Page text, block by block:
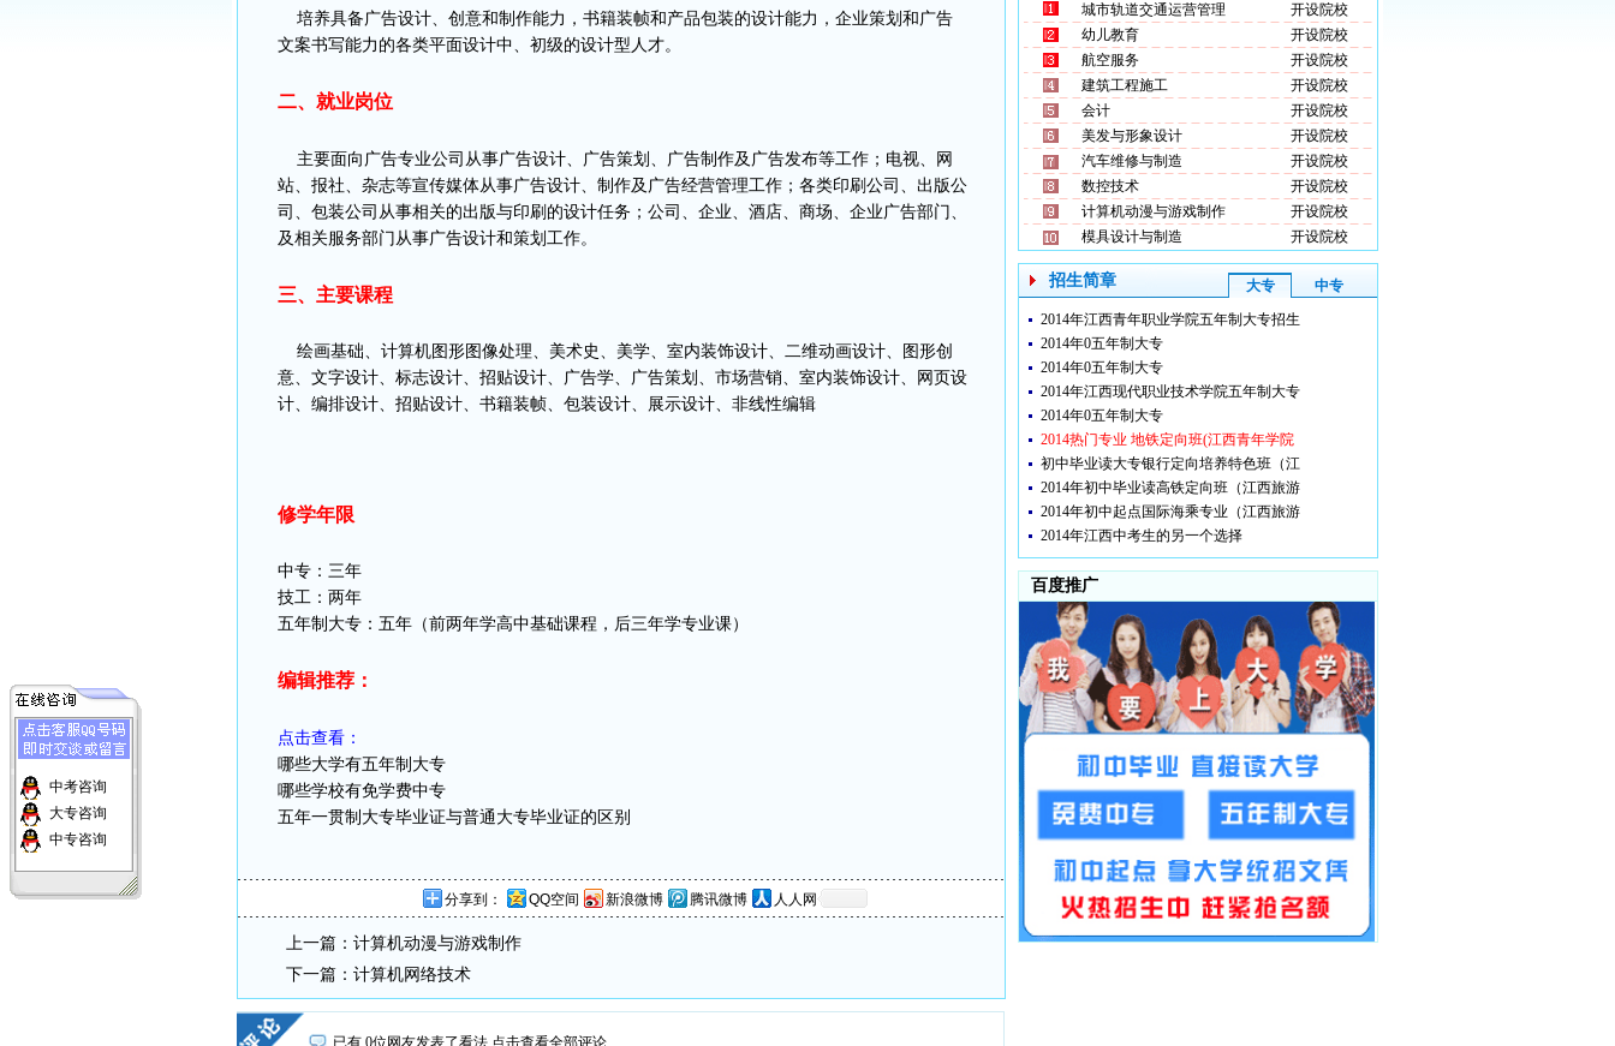
培养具备广告设计、创意和制作能力，书籍装帧和产品包装的设计能力，企业策划和广告
文案书写能力的各类平面设计中、初级的设计型人才。
二、就业岗位
主要面向广告专业公司从事广告设计、广告策划、广告制作及广告发布等工作；电视、网
站、报社、杂志等宣传媒体从事广告设计、制作及广告经营管理工作；各类印刷公司、出版公
司、包装公司从事相关的出版与印刷的设计任务；公司、企业、酒店、商场、企业广告部门、
及相关服务部门从事广告设计和策划工作。
三、主要课程
绘画基础、计算机图形图像处理、美术史、美学、室内装饰设计、二维动画设计、图形创
意、文字设计、标志设计、招贴设计、广告学、广告策划、 市场营销、室内装饰设计、网页设
计、编排设计、招贴设计、书籍装帧、包装设计、展示设计、非线性编辑
修学年限
中专 ：三年
技工 ：两年
五年制大专 ：五年（前两年学高中基础课程，后三年学专业课）
编辑推荐：
点击查看：
哪些大学有五年制大专
哪些学校有免学费中专
五年一贯制大专毕业证与普通大专毕业证的区别
分享到： QQ空间 新浪微博 腾讯微博 人人网
上一篇： 计算机动漫与游戏制作
下一篇： 计算机网络技术
已有 0位网友发表了看法 点击查看全部评论
开设院校
城市轨道交通运营管理
开设院校
幼儿教育
开设院校
航空服务
开设院校
建筑工程施工
开设院校
会计
开设院校
美发与形象设计
开设院校
汽车维修与制造
开设院校
数控技术
开设院校
计算机动漫与游戏制作
开设院校
模具设计与制造
大专 中专
招生简章
2014年江西青年职业学院五年制大专招生
2014年0五年制大专
2014年0五年制大专
2014年江西现代职业技术学院五年制大专
2014年0五年制大专
2014热门专业 地铁定向班(江西青年学院
初中毕业读大专银行定向培养特色班（江
2014年初中毕业读高铁定向班（江西旅游
2014年初中起点国际海乘专业（江西旅游
2014年江西中考生的另一个选择
百度推广
中考咨询
大专咨询
中专咨询